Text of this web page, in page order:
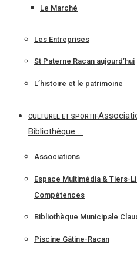
Le Marché
Les Entreprises
St Paterne Racan aujourd’hui
L’histoire et le patrimoine
CULTUREL ET SPORTIF
Bibliothèque …
Associations
Espace Multimédia & Tiers-
Compétences
Bibliothèque Municipale
Piscine Gâtine-Racan